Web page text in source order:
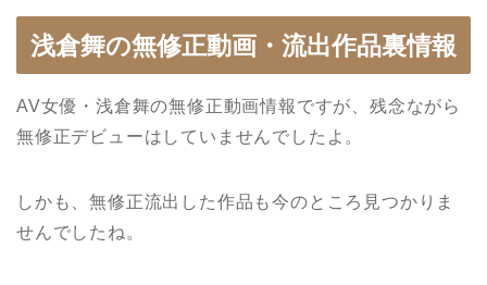
浅倉舞の無修正動画・流出作品裏情報
AV女優・浅倉舞の無修正動画情報ですが、残念ながら
無修正デビューはしていませんでしたよ。
しかも、無修正流出した作品も今のところ見つかりま
せんでしたね。